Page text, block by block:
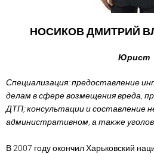
НОСИКОВ ДМИТРИЙ
Юрист
Специализация: предоставление
делам в сфере возмещения вреда,
ДТП; консультации и составление
административном, а также
В 2007 году окончил Харьковский